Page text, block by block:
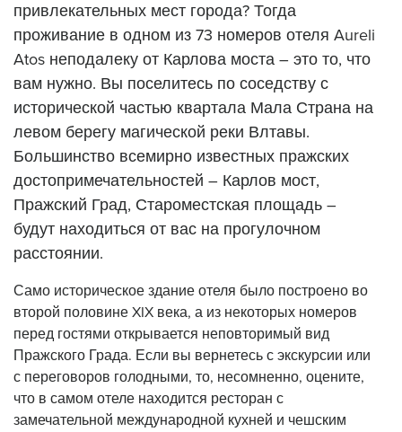
привлекательных мест города? Тогда
проживание в одном из 73 номеров отеля Aureli
Atos неподалеку от Карлова моста – это то, что
вам нужно. Вы поселитесь по соседству с
исторической частью квартала Мала Страна на
левом берегу магической реки Влтавы.
Большинство всемирно известных пражских
достопримечательностей – Карлов мост,
Пражский Град, Староместская площадь –
будут находиться от вас на прогулочном
расстоянии.
Само историческое здание отеля было построено во
второй половине XIX века, а из некоторых номеров
перед гостями открывается неповторимый вид
Пражского Града. Если вы вернетесь с экскурсии или
с переговоров голодными, то, несомненно, оцените,
что в самом отеле находится ресторан с
замечательной международной кухней и чешским